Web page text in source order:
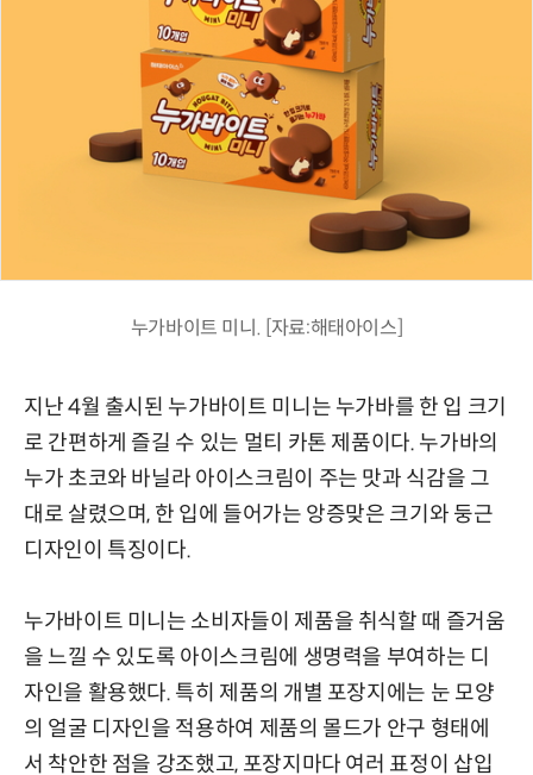
누가바이트 미니. [자료:해태아이스]
지난 4월 출시된 누가바이트 미니는 누가바를 한 입 크기
로 간편하게 즐길 수 있는 멀티 카톤 제품이다. 누가바의
누가 초코와 바닐라 아이스크림이 주는 맛과 식감을 그
대로 살렸으며, 한 입에 들어가는 앙증맞은 크기와 둥근
디자인이 특징이다.
누가바이트 미니는 소비자들이 제품을 취식할 때 즐거움
을 느낄 수 있도록 아이스크림에 생명력을 부여하는 디
자인을 활용했다. 특히 제품의 개별 포장지에는 눈 모양
의 얼굴 디자인을 적용하여 제품의 몰드가 안구 형태에
서 착안한 점을 강조했고, 포장지마다 여러 표정이 삽입